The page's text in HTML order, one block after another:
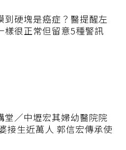
到硬塊是癌症？醫提醒左
樣很正常但留意5種警訊
堂／中壢宏其婦幼醫院院
接生近萬人 郭信宏傳承使